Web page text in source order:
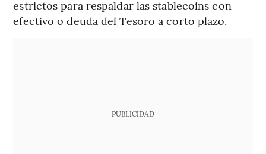
estrictos para respaldar las stablecoins con
efectivo o deuda del Tesoro a corto plazo.
PUBLICIDAD